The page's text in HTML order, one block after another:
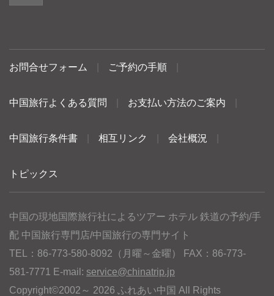
お問合せフォーム ご予約の手順
中国旅行よくある質問 お支払い方法のご案内
中国旅行条件書 相互リンク 会社概況
トピックス
中国の現地国際旅行社によるツアー ホテル 鉄道の予約/手
配 中国旅行専門店/中国旅行の専門サイト
TEL：86-773-580-8092（月曜～金曜） FAX：86-773-
581-7771 E-mail: service@chinatrip.jp
Copyright©2002～ 2026 ふれあい中国 All Rights